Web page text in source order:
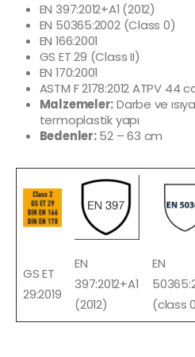
EN 397:2012+A1 (2012)
EN 50365:2002 (Class 0)
EN 166:2001
GS ET 29 (Class II)
EN 170:2001
ASTM F 2178:2012 ATPV 44
Malzemeler:Darbe ve
termoplastik yapı
Bedenler:52 – 63 cm
GS ET
29:2019
EN
397:2012+A1
(2012)
EN
(class